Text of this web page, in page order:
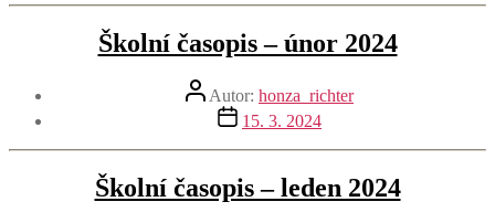
Školní časopis – únor 2024
Autor
příspěvku
Autor: honza_richter
Datum
příspěvku
15. 3. 2024
Školní časopis – leden 2024